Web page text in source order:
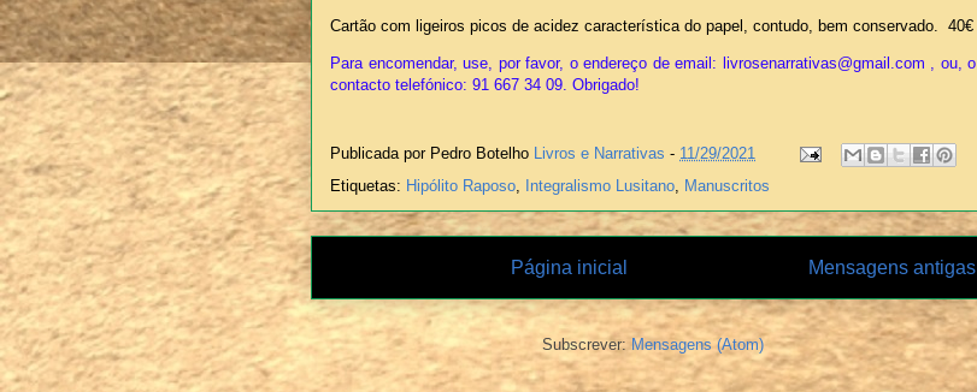
Cartão com ligeiros picos de acidez característica do papel, contudo, bem conservado. 40€
Para encomendar, use, por favor, o endereço de email: livrosenarrativas@gmail.com , ou, o
contacto telefónico: 91 667 34 09. Obrigado!
Publicada por Pedro Botelho Livros e Narrativas - 11/29/2021
Etiquetas: Hipólito Raposo, Integralismo Lusitano, Manuscritos
Mensagens antigas
Página inicial
Subscrever: Mensagens (Atom)